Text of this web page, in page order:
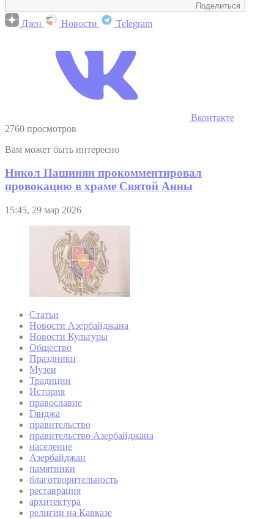
Поделиться
Дзен Новости Telegram
Вконтакте
2760 просмотров
Вам может быть интересно
Никол Пашинян прокомментировал
провокацию в храме Святой Анны
15:45, 29 мар 2026
Статьи
Новости Азербайджана
Новости Культуры
Общество
Праздники
Музеи
Традиции
История
православие
Гянджа
правительство
правительство Азербайджана
население
Азербайджан
памятники
благотворительность
реставрация
архитектура
религии на Кавказе